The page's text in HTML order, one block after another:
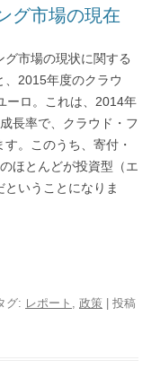
グ市場の現在
市場の現状に関する
、2015年度のクラウ
ーロ。これは、2014年
長率で、クラウド・フ
。このうち、寄付・
ほとんどが投資型（エ
いうことになりま
グ: レポート , 政策 | 投稿